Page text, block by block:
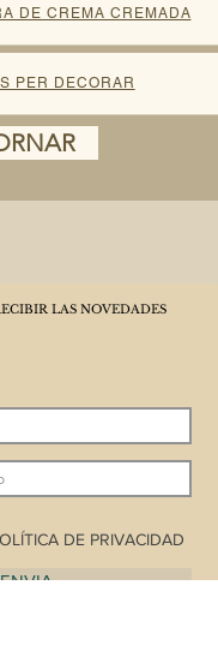
DE CREMA CREMADA
PER DECORAR
LAS NOVEDADES
DE PRIVACIDAD
ENVIA